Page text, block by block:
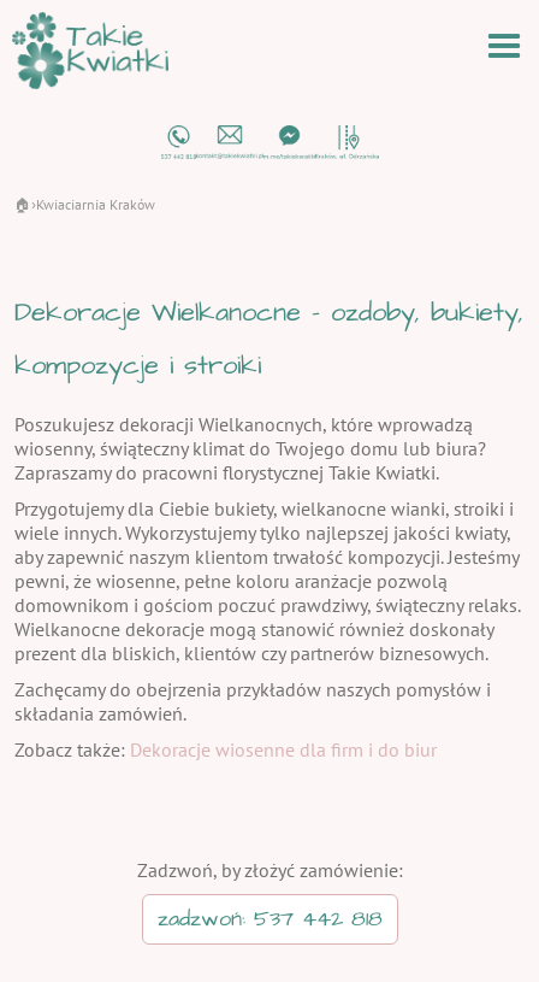
🏠 ›Kwiaciarnia Kraków
Dekoracje Wielkanocne - ozdoby, bukiety,
kompozycje i stroiki
Poszukujesz dekoracji Wielkanocnych, które wprowadzą
wiosenny, świąteczny klimat do Twojego domu lub biura?
Zapraszamy do pracowni florystycznej Takie Kwiatki.
Przygotujemy dla Ciebie bukiety, wielkanocne wianki, stroiki i
wiele innych. Wykorzystujemy tylko najlepszej jakości kwiaty,
aby zapewnić naszym klientom trwałość kompozycji. Jesteśmy
pewni, że wiosenne, pełne koloru aranżacje pozwolą
domownikom i gościom poczuć prawdziwy, świąteczny relaks.
Wielkanocne dekoracje mogą stanowić również doskonały
prezent dla bliskich, klientów czy partnerów biznesowych.
Zachęcamy do obejrzenia przykładów naszych pomysłów i
składania zamówień.
Zobacz także: Dekoracje wiosenne dla firm i do biur
Zadzwoń, by złożyć zamówienie:
zadzwoń: 537 442 818